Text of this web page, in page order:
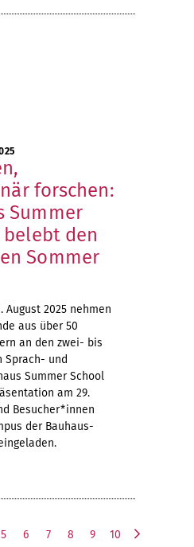
forschen:
Summer
belebt den
Sommer
August 2025 nehmen
aus über 50
an den zwei- bis
Sprach- und
Summer School
am 29.
Besucher*innen
der Bauhaus-
5 6 7 8 9
10